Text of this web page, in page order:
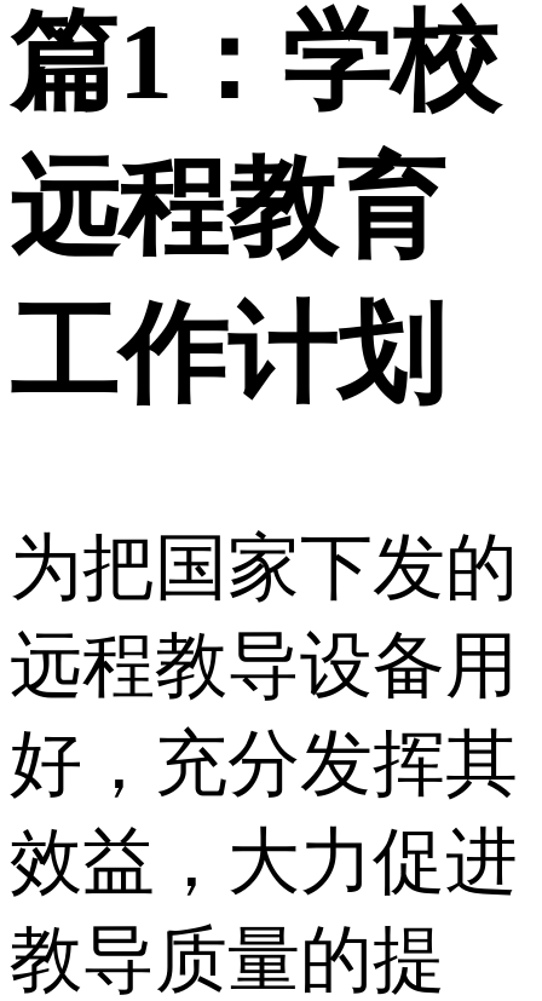
篇1：学校
远程教育
工作计划
为把国家下发的
远程教导设备用
好，充分发挥其
效益，大力促进
教导质量的提